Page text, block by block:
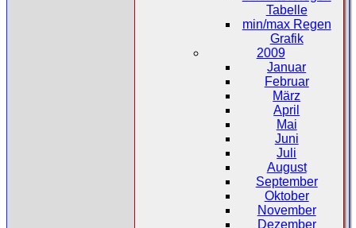
Tabelle
min/max Regen
Grafik
2009
Januar
Februar
März
April
Mai
Juni
Juli
August
September
Oktober
November
Dezember